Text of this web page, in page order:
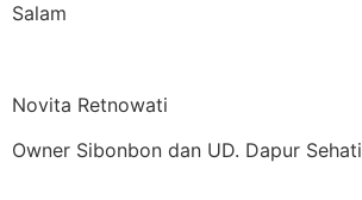
Salam
Novita Retnowati
Owner Sibonbon dan UD. Dapur Sehati